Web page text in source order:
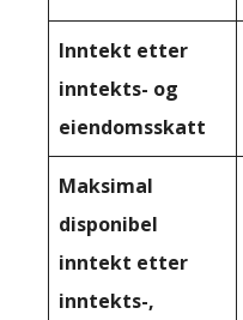
Inntekt etter
inntekts- og
eiendomsskatt
Maksimal
disponibel
inntekt etter
inntekts-,